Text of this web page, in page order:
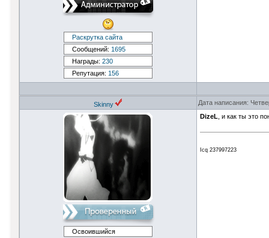
Раскрутка сайта
Сообщений: 1695
Награды: 230
Репутация: 156
Skinny Дата написания:
Освоившийся
DizeL , и как ты это
Icq 237997223